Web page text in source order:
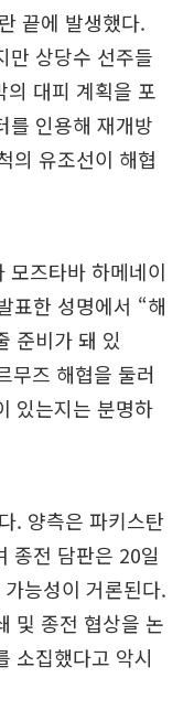
끝에 발생했다.
만 상당수 선주들
의 대피 계획을 포
를 인용해 재개방
의 유조선이 해협
모즈타바 하메네이
표한 성명에서 “해
준비가 돼 있
무즈 해협을 둘러
있는지는 분명하
. 양측은 파키스탄
종전 담판은 20일
능성이 거론된다.
및 종전 협상을 논
소집했다고 악시